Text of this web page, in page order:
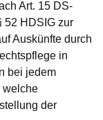
Art. 15 DS-
52 HDSIG zur
Auskünfte durch
in
bei jedem
welche
der